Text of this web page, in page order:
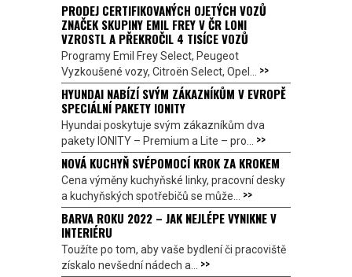
PRODEJ CERTIFIKOVANÝCH OJETÝCH VOZŮ
ZNAČEK SKUPINY EMIL FREY V ČR LONI
VZROSTL A PŘEKROČIL 4 TISÍCE VOZŮ
Programy Emil Frey Select, Peugeot
Vyzkoušené vozy, Citroën Select, Opel... >>
HYUNDAI NABÍZÍ SVÝM ZÁKAZNÍKŮM V EVROPĚ
SPECIÁLNÍ PAKETY IONITY
Hyundai poskytuje svým zákazníkům dva
pakety IONITY – Premium a Lite – pro... >>
NOVÁ KUCHYŇ SVÉPOMOCÍ KROK ZA KROKEM
Cena výměny kuchyňské linky, pracovní desky
a kuchyňských spotřebičů se může... >>
BARVA ROKU 2022 – JAK NEJLÉPE VYNIKNE V
INTERIÉRU
Toužíte po tom, aby vaše bydlení či pracoviště
získalo nevšední nádech a... >>